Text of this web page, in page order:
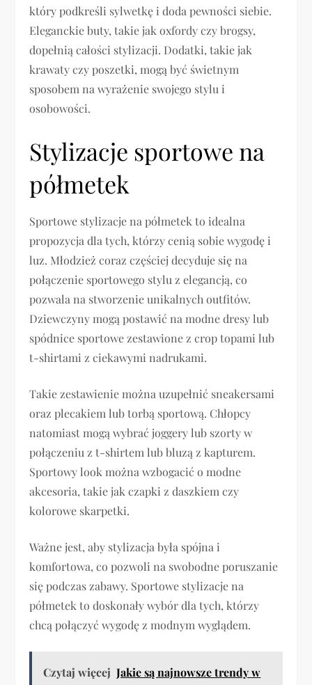
który podkreśli sylwetkę i doda pewności siebie.
Eleganckie buty, takie jak oxfordy czy brogsy,
dopełnią całości stylizacji. Dodatki, takie jak
krawaty czy poszetki, mogą być świetnym
sposobem na wyrażenie swojego stylu i
osobowości.
Stylizacje sportowe na
półmetek
Sportowe stylizacje na półmetek to idealna
propozycja dla tych, którzy cenią sobie wygodę i
luz. Młodzież coraz częściej decyduje się na
połączenie sportowego stylu z elegancją, co
pozwala na stworzenie unikalnych outfitów.
Dziewczyny mogą postawić na modne dresy lub
spódnice sportowe zestawione z crop topami lub
t-shirtami z ciekawymi nadrukami.
Takie zestawienie można uzupełnić sneakersami
oraz plecakiem lub torbą sportową. Chłopcy
natomiast mogą wybrać joggery lub szorty w
połączeniu z t-shirtem lub bluzą z kapturem.
Sportowy look można wzbogacić o modne
akcesoria, takie jak czapki z daszkiem czy
kolorowe skarpetki.
Ważne jest, aby stylizacja była spójna i
komfortowa, co pozwoli na swobodne poruszanie
się podczas zabawy. Sportowe stylizacje na
półmetek to doskonały wybór dla tych, którzy
chcą połączyć wygodę z modnym wyglądem.
Czytaj więcej Jakie są najnowsze trendy w